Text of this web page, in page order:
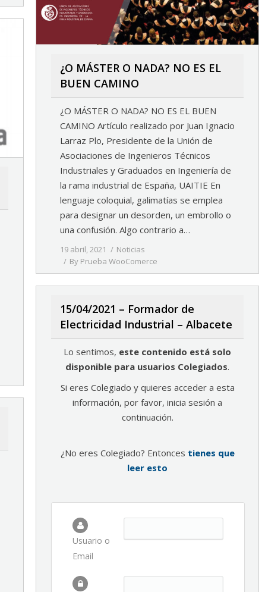
¿O MÁSTER O NADA? NO ES EL
BUEN CAMINO
¿O MÁSTER O NADA? NO ES EL BUEN
CAMINO Artículo realizado por Juan Ignacio
Larraz Plo, Presidente de la Unión de
Asociaciones de Ingenieros Técnicos
Industriales y Graduados en Ingeniería de
la rama industrial de España, UAITIE En
lenguaje coloquial, galimatías se emplea
para designar un desorden, un embrollo o
una confusión. Algo contrario a…
19 abril, 2021
Noticias
By Prueba WooComerce
15/04/2021 – Formador de
Electricidad Industrial – Albacete
Lo sentimos, este contenido está solo
disponible para usuarios Colegiados.
Si eres Colegiado y quieres acceder a esta
información, por favor, inicia sesión a
continuación.
¿No eres Colegiado? Entonces tienes que
leer esto
Usuario o
Email